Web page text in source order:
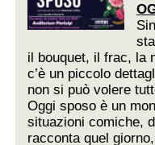
il bouquet, il frac, la
c’è un piccolo
non si può volere
Oggi sposo è un
situazioni comiche,
racconta quel